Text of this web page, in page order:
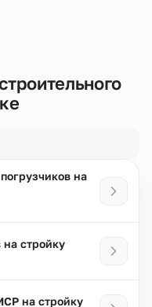
на
стройку
на стройку